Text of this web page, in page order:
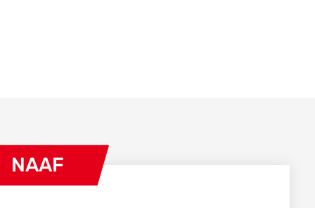
NAAF